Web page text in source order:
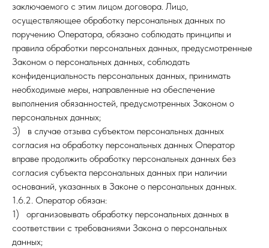
заключаемого с этим лицом договора. Лицо,
осуществляющее обработку персональных данных по
поручению Оператора, обязано соблюдать принципы и
правила обработки персональных данных, предусмотренные
Законом о персональных данных, соблюдать
конфиденциальность персональных данных, принимать
необходимые меры, направленные на обеспечение
выполнения обязанностей, предусмотренных Законом о
персональных данных;
3) в случае отзыва субъектом персональных данных
согласия на обработку персональных данных Оператор
вправе продолжить обработку персональных данных без
согласия субъекта персональных данных при наличии
оснований, указанных в Законе о персональных данных.
1.6.2. Оператор обязан:
1) организовывать обработку персональных данных в
соответствии с требованиями Закона о персональных
данных;